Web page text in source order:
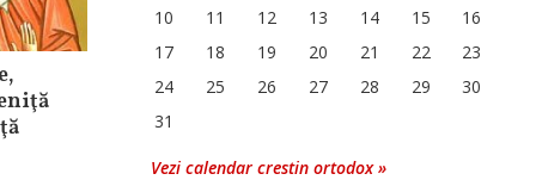
10 11 12 13 14 15
16
17
18 19 20 21 22
23
24
25 26 27 28 29
30
31
Vezi calendar crestin ortodox »